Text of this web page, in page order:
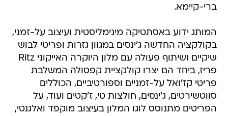
ברי-קיימא.
המותג ידוע באסתטיקה מינימליסטית ועיצוב על-זמני,
בקולקציה החדשה ג'ינסים במגוון גזרות ופריטי לבוש
שיקיים ושיתוף פעולה עם מלון היוקרה האייקוני Ritz
פריז, ביחד הם יצרו קולקציית קפסולה המשלבת
פריטי קז'ואל על-זמניים וספורטיביים, הכוללים
סווטשירטים, ג'ינסים, חולצות טי, ז'קטים ועוד, על
הפריטים מתנוסס לוגו המלון בעיצוב מוקפד ואלגנטי,